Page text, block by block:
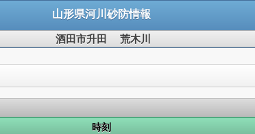
山形県河川砂防情報
酒田市升田 荒木川
時刻